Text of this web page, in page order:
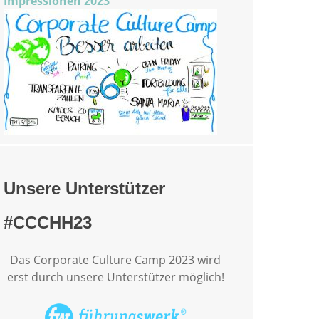
Unsere Unterstützer
#CCCHH23
Das Corporate Culture Camp 2023 wird
erst durch unsere Unterstützer möglich!